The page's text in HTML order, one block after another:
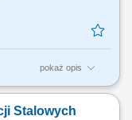
pokaż opis
oraz instalacji
drobnych
Stalowych